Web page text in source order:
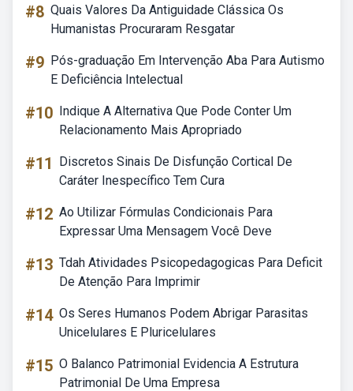
#8 Quais Valores Da Antiguidade Clássica Os
Humanistas Procuraram Resgatar
#9 Pós-graduação Em Intervenção Aba Para Autismo
E Deficiência Intelectual
#10 Indique A Alternativa Que Pode Conter Um
Relacionamento Mais Apropriado
#11
Discretos Sinais De Disfunção Cortical De
Caráter Inespecífico Tem Cura
#12 Ao Utilizar Fórmulas Condicionais Para
Expressar Uma Mensagem Você Deve
#13 Tdah Atividades Psicopedagogicas Para Deficit
De Atenção Para Imprimir
#14 Os Seres Humanos Podem Abrigar Parasitas
Unicelulares E Pluricelulares
#15 O Balanco Patrimonial Evidencia A Estrutura
Patrimonial De Uma Empresa